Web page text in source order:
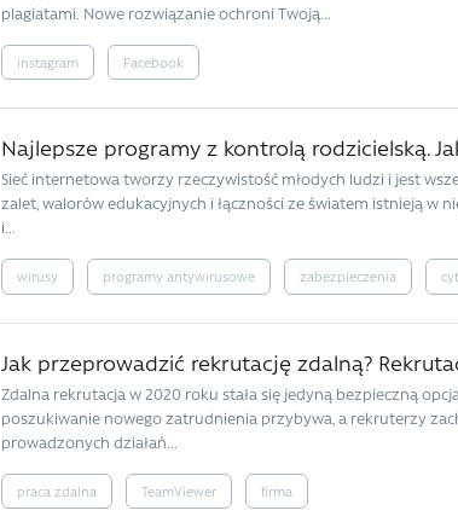
plagiatami. Nowe rozwiązanie ochroni Twoją...
instagram Facebook
Najlepsze programy z kontrolą rodzicielską.
Sieć internetowa tworzy rzeczywistość młodych ludzi i jest
zalet, walorów edukacyjnych i łączności ze światem istnieją w
i...
wirusy programy antywirusowe zabezpieczenia
Jak przeprowadzić rekrutację zdalną?
Zdalna rekrutacja w 2020 roku stała się jedyną bezpieczną
poszukiwanie nowego zatrudnienia przybywa, a rekruterzy
prowadzonych działań...
praca zdalna TeamViewer firma